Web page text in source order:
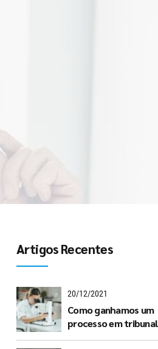
Artigos Recentes
20/12/2021
Como ganhamos um
processo em tribunal